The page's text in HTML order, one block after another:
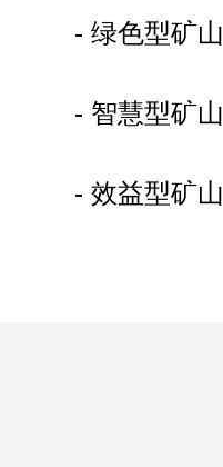
- 绿色型矿山
- 智慧型矿山
- 效益型矿山